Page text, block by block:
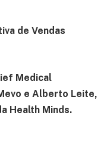
de Vendas
Medical
e Alberto Leite,
Health Minds.